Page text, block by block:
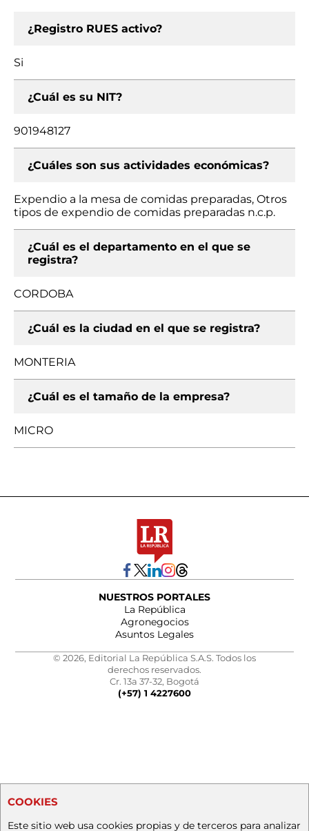
¿Registro RUES activo?
Si
¿Cuál es su NIT?
901948127
¿Cuáles son sus actividades económicas?
Expendio a la mesa de comidas preparadas, Otros
tipos de expendio de comidas preparadas n.c.p.
¿Cuál es el departamento en el que se
registra?
CORDOBA
¿Cuál es la ciudad en el que se registra?
MONTERIA
¿Cuál es el tamaño de la empresa?
MICRO
NUESTROS PORTALES
La República
Agronegocios
Asuntos Legales
© 2026, Editorial La República S.A.S. Todos los
derechos reservados.
Cr. 13a 37-32, Bogotá
(+57) 1 4227600
COOKIES
Este sitio web usa cookies propias y de terceros para analizar